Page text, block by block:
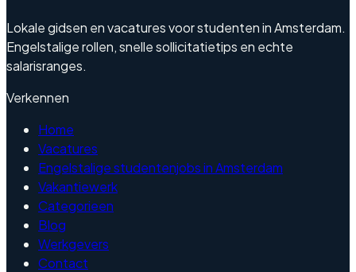
Lokale gidsen en vacatures voor studenten in Amsterdam.
Engelstalige rollen, snelle sollicitatietips en echte
salarisranges.
Verkennen
Home
Vacatures
Engelstalige studentenjobs in Amsterdam
Vakantiewerk
Categorieen
Blog
Werkgevers
Contact